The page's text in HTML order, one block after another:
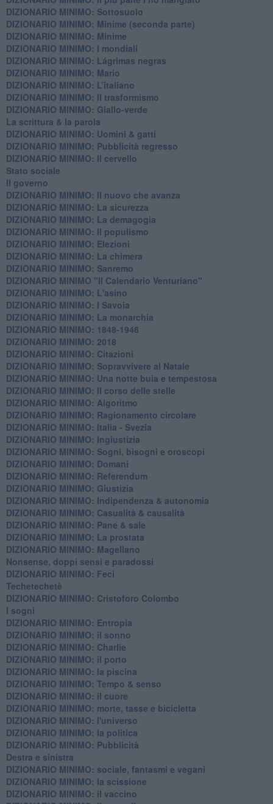
DIZIONARIO MINIMO: Sottosuolo
DIZIONARIO MINIMO: Minime (seconda parte)
DIZIONARIO MINIMO: Minime
DIZIONARIO MINIMO: ​I mondiali
DIZIONARIO MINIMO: ​Lágrimas negras
DIZIONARIO MINIMO: Mario
DIZIONARIO MINIMO: L’italiano
DIZIONARIO MINIMO: Il trasformismo
DIZIONARIO MINIMO: Giallo-verde
La scrittura & la parola
​DIZIONARIO MINIMO: Uomini & gatti
DIZIONARIO MINIMO: ​Pubblicità regresso
DIZIONARIO MINIMO: Il cervello
Stato sociale
Il governo
DIZIONARIO MINIMO: Il nuovo che avanza
DIZIONARIO MINIMO: La sicurezza
DIZIONARIO MINIMO: La demagogia
DIZIONARIO MINIMO: Il populismo
DIZIONARIO MINIMO: Elezioni
DIZIONARIO MINIMO: La chimera
DIZIONARIO MINIMO: Sanremo
DIZIONARIO MINIMO "Il Calendario Venturiano"
DIZIONARIO MINIMO: L'asino
DIZIONARIO MINIMO: I Savoia
DIZIONARIO MINIMO: La monarchia
DIZIONARIO MINIMO: 1848-1948
DIZIONARIO MINIMO: 2018
DIZIONARIO MINIMO: Citazioni
DIZIONARIO MINIMO: ​Sopravvivere al Natale
DIZIONARIO MINIMO: ​Una notte buia e tempestosa
DIZIONARIO MINIMO: Il corso delle stelle
DIZIONARIO MINIMO: Algoritmo
DIZIONARIO MINIMO: Ragionamento circolare
DIZIONARIO MINIMO: Italia - Svezia
DIZIONARIO MINIMO: ​Ingiustizia
DIZIONARIO MINIMO: ​Sogni, bisogni e oroscopi
DIZIONARIO MINIMO: Domani
DIZIONARIO MINIMO: Referendum
DIZIONARIO MINIMO: Giustizia
DIZIONARIO MINIMO: ​Indipendenza & autonomia
DIZIONARIO MINIMO: ​Casualità & causalità
​DIZIONARIO MINIMO: Pane & sale
DIZIONARIO MINIMO: La prostata
​DIZIONARIO MINIMO: Magellano
Nonsense, doppi sensi e paradossi
DIZIONARIO MINIMO: Feci
Techetechetè
DIZIONARIO MINIMO: Cristoforo Colombo
I sogni
DIZIONARIO MINIMO: Entropia
DIZIONARIO MINIMO: il sonno
DIZIONARIO MINIMO: Charlie
DIZIONARIO MINIMO: il porto
DIZIONARIO MINIMO: la piscina
DIZIONARIO MINIMO: Tempo & senso
DIZIONARIO MINIMO: il cuore
DIZIONARIO MINIMO: morte, tasse e bicicletta
DIZIONARIO MINIMO: l'universo
DIZIONARIO MINIMO: la politica
DIZIONARIO MINIMO: Pubblicità
Destra e sinistra
DIZIONARIO MINIMO: sociale, fantasmi e vegani
DIZIONARIO MINIMO: la scissione
DIZIONARIO MINIMO: il vaccino